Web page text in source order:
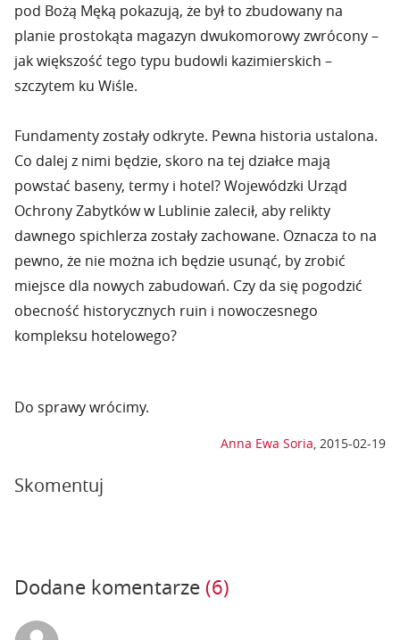
pod Bożą Męką pokazują, że był to zbudowany na
planie prostokąta magazyn dwukomorowy zwrócony –
jak większość tego typu budowli kazimierskich –
szczytem ku Wiśle.
Fundamenty zostały odkryte. Pewna historia ustalona.
Co dalej z nimi będzie, skoro na tej działce mają
powstać baseny, termy i hotel? Wojewódzki Urząd
Ochrony Zabytków w Lublinie zalecił, aby relikty
dawnego spichlerza zostały zachowane. Oznacza to na
pewno, że nie można ich będzie usunąć, by zrobić
miejsce dla nowych zabudowań. Czy da się pogodzić
obecność historycznych ruin i nowoczesnego
kompleksu hotelowego?
Do sprawy wrócimy.
Anna Ewa Soria, 2015-02-19
Skomentuj
Dodane komentarze (6)